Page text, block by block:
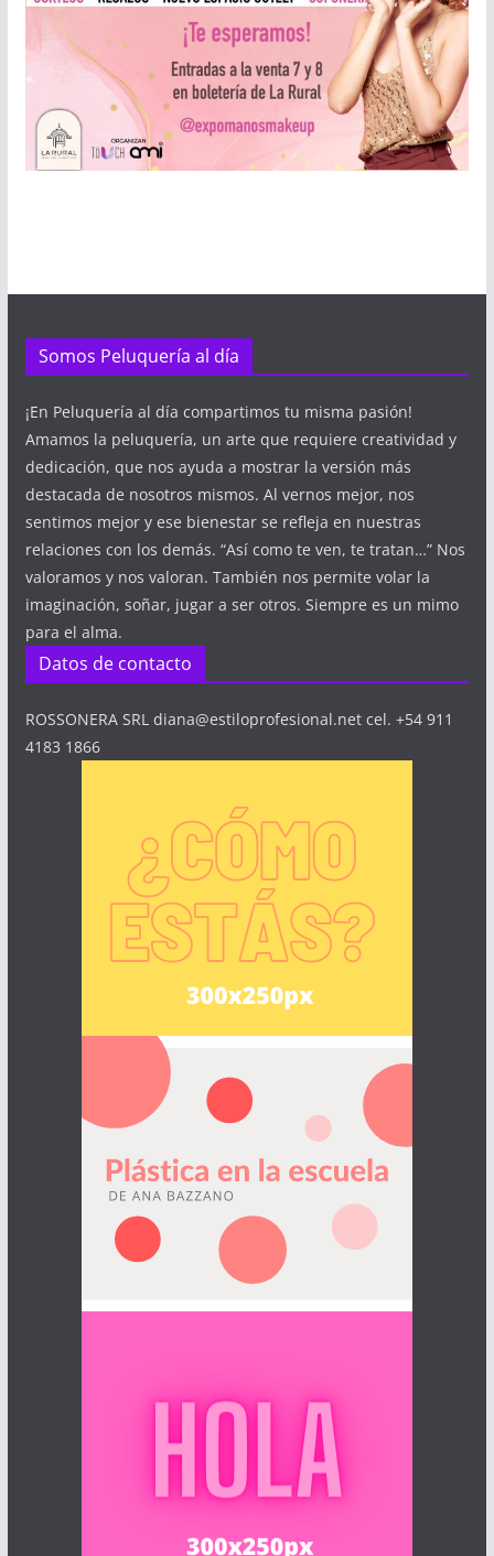
Somos Peluquería al día
¡En Peluquería al día compartimos tu misma pasión!
Amamos la peluquería, un arte que requiere creatividad y
dedicación, que nos ayuda a mostrar la versión más
destacada de nosotros mismos. Al vernos mejor, nos
sentimos mejor y ese bienestar se refleja en nuestras
relaciones con los demás. “Así como te ven, te tratan…” Nos
valoramos y nos valoran. También nos permite volar la
imaginación, soñar, jugar a ser otros. Siempre es un mimo
para el alma.
Datos de contacto
ROSSONERA SRL diana@estiloprofesional.net cel. +54 911
4183 1866